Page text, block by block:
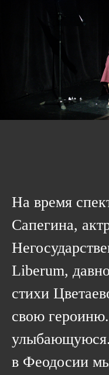
На время
Сапегина,
Liberum,
стихи
свою
в Феодосии